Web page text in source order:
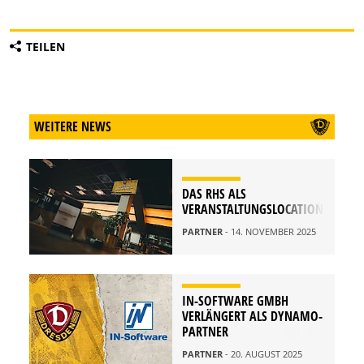
TEILEN
WEITERE NEWS
DAS RHS ALS
VERANSTALTUNGSLOCATION
PARTNER - 14. NOVEMBER 2025
IN-SOFTWARE GMBH
VERLÄNGERT ALS DYNAMO-
PARTNER
PARTNER - 20. AUGUST 2025